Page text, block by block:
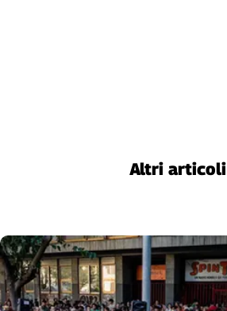
Altri articoli